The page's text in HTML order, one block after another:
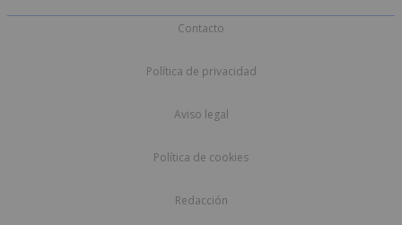
Contacto
Política de privacidad
Aviso legal
Política de cookies
Redacción